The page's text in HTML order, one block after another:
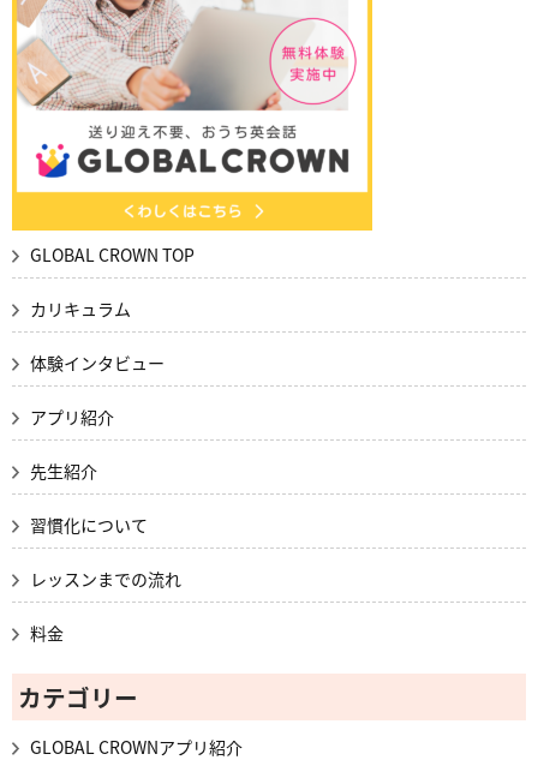
GLOBAL CROWN TOP
カリキュラム
体験インタビュー
アプリ紹介
先生紹介
習慣化について
レッスンまでの流れ
料金
カテゴリー
GLOBAL CROWNアプリ紹介